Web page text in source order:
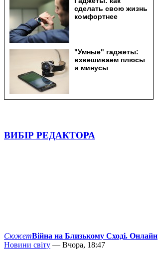
ВИБІР РЕДАКТОРА
СюжетВійна на Близькому Сході. Онлайн
Новини світу — Вчора, 18:47